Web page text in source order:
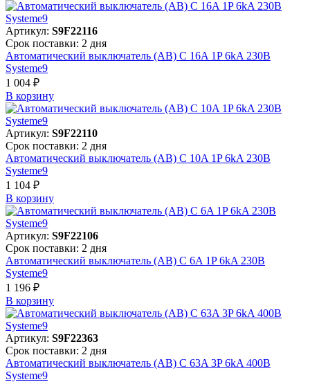
Артикул: S9F22116
Срок поставки: 2 дня
Автоматический выключатель (АВ) C 16A 1P 6kA 230В
Systeme9
1 004 ₽
В корзинy
Артикул: S9F22110
Срок поставки: 2 дня
Автоматический выключатель (АВ) C 10A 1P 6kA 230В
Systeme9
1 104 ₽
В корзинy
Артикул: S9F22106
Срок поставки: 2 дня
Автоматический выключатель (АВ) C 6A 1P 6kA 230В
Systeme9
1 196 ₽
В корзинy
Артикул: S9F22363
Срок поставки: 2 дня
Автоматический выключатель (АВ) C 63A 3P 6kA 400В
Systeme9